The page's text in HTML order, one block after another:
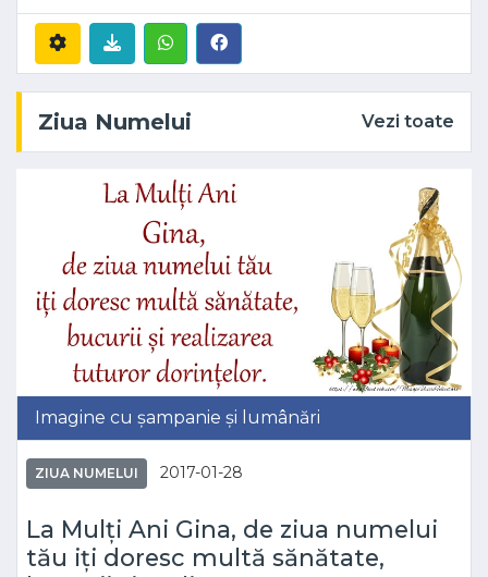
Ziua Numelui Vezi toate
Imagine cu șampanie și lumânări
ZIUA NUMELUI 2017-01-28
La Mulți Ani Gina, de ziua numelui
tău iți doresc multă sănătate,